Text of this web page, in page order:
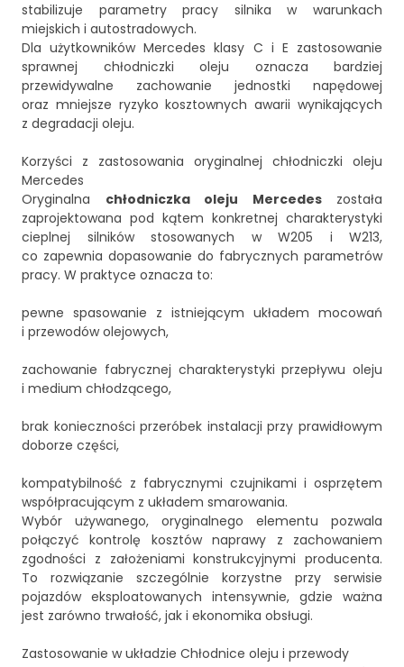
stabilizuje parametry pracy silnika w warunkach
miejskich i autostradowych.
Dla użytkowników Mercedes klasy C i E zastosowanie
sprawnej chłodniczki oleju oznacza bardziej
przewidywalne zachowanie jednostki napędowej
oraz mniejsze ryzyko kosztownych awarii wynikających
z degradacji oleju.
Korzyści z zastosowania oryginalnej chłodniczki oleju
Mercedes
Oryginalna chłodniczka oleju Mercedeszostała
zaprojektowana pod kątem konkretnej charakterystyki
cieplnej silników stosowanych w W205 i W213,
co zapewnia dopasowanie do fabrycznych parametrów
pracy. W praktyce oznacza to:
pewne spasowanie z istniejącym układem mocowań
i przewodów olejowych,
zachowanie fabrycznej charakterystyki przepływu oleju
i medium chłodzącego,
brak konieczności przeróbek instalacji przy prawidłowym
doborze części,
kompatybilność z fabrycznymi czujnikami i osprzętem
współpracującym z układem smarowania.
Wybór używanego, oryginalnego elementu pozwala
połączyć kontrolę kosztów naprawy z zachowaniem
zgodności z założeniami konstrukcyjnymi producenta.
To rozwiązanie szczególnie korzystne przy serwisie
pojazdów eksploatowanych intensywnie, gdzie ważna
jest zarówno trwałość, jak i ekonomika obsługi.
Zastosowanie w układzie Chłodnice oleju i przewody